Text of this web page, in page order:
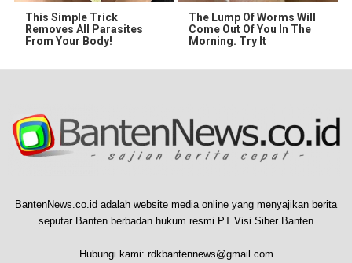
This Simple Trick
Removes All Parasites
From Your Body!
The Lump Of Worms Will
Come Out Of You In The
Morning. Try It
BantenNews.co.id adalah website media online yang menyajikan berita
seputar Banten berbadan hukum resmi PT Visi Siber Banten
Hubungi kami: rdkbantennews@gmail.com